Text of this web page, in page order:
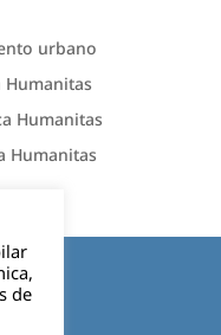
urbano
Humanitas
Humanitas
Humanitas
de